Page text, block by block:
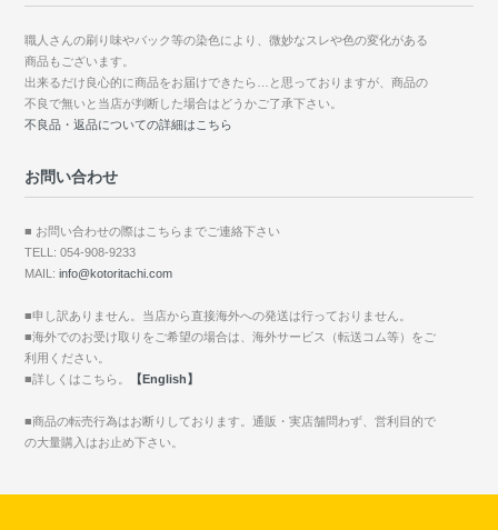
職人さんの刷り味やバック等の染色により、微妙なスレや色の変化がある
商品もございます。
出来るだけ良心的に商品をお届けできたら…と思っておりますが、商品の
不良で無いと当店が判断した場合はどうかご了承下さい。
不良品・返品についての詳細はこちら
お問い合わせ
■ お問い合わせの際はこちらまでご連絡下さい
TELL: 054-908-9233
MAIL:info@kotoritachi.com
■申し訳ありません。当店から直接海外への発送は行っておりません。
■海外でのお受け取りをご希望の場合は、海外サービス（転送コム等）をご
利用ください。
■詳しくはこちら。
【English】
■商品の転売行為はお断りしております。通販・実店舗問わず、営利目的で
の大量購入はお止め下さい。